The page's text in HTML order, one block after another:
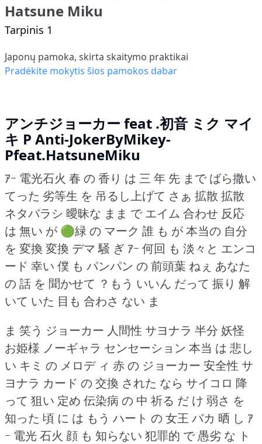
Hatsune Miku
Tarpinis 1
Japonų pamoka, skirta skaitymo praktikai
Pradėkite mokytis šios pamokos dabar
アンチジョーカー feat .初音 ミク マイ
キ P Anti-JokerByMikey-
Pfeat.HatsuneMiku
ｱｰ 電光石火 春 の 香り は 三 年 先 まで ばら撒い
てった 劣等生 を 吊るし上げて さぁ 拡散 拡散
ネタバラシ 曖昧な まま で エイム 合わせ 反応
は 無い が 🟢緑 の マーク 誰 も が 本当の 自分
を 変換 変換 デマ 騒 ぎ ｱｰ 何回 も 淡々と エンコ
ード 幸い 僕 も パンパン の 前頭葉 ねぇ あなた
の 話 を 聞かせて ？もう いいん だって 振り 解
いて いた 目も 合わさ ない ま
ま 笑う ジョーカー 人間性 サヨナラ 半分 妖怪
お姫様 ノーギャラ センセーション 本当 は 悲し
い キミ の メロデ ィ 赤 の ジョーカー 安全性 サ
ヨナラ カード の 交換 された なら サイコロ 降
って 狙い 定め 伝染病 の 中 祈る だ け 弱さ を
知った 頃 に は もう ハート の 女王 バカ 晒 し ｱ
ｰ 電光 石火 顔 も 知らない 犯罪的 で 愚劣 な ト